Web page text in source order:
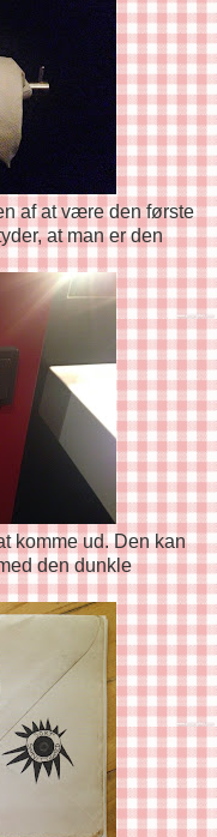
af at være den første
at man er den
komme ud. Den kan
den dunkle